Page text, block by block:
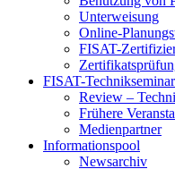
Unterweisung
Online-
FISAT-
FISAT-Technikseminar
Review –
Frühere
Medienpartner
Informationspool
Newsarchiv